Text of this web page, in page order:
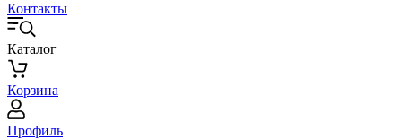
Контакты
Каталог
Корзина
Профиль